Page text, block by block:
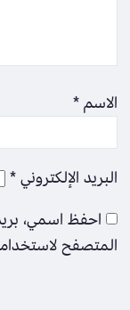
الاسم*
البريد الإلكتروني*
احفظ اسمي،
المتصفح